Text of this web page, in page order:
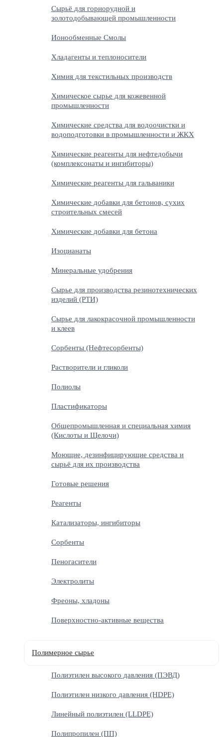
Сырьё для горнорудной и
золотодобывающей промышленности
Ионообменные Смолы
Хладагенты и теплоносители
Химия для текстильных производств
Химическое сырье для кожевенной
промышленности
Химические средства для водоочистки и
водоподготовки в промышленности и ЖКХ
Химические реагенты для нефтедобычи
(комплексонаты и ингибиторы)
Химические реагенты для гальваники
Химические добавки для бетонов, сухих
строительных смесей
Химические добавки для бетона
Изоцианаты
Минеральные удобрения
Сырье для производства резинотехнических
изделий (РТИ)
Сырье для лакокрасочной промышленности
и клеев
Сорбенты (Нефтесорбенты)
Растворители и гликоли
Полиолы
Пластификаторы
Общепромышленная и специальная химия
(Кислоты и Щелочи)
Моющие, дезинфицирующие средства и
сырьё для их производства
Готовые решения
Реагенты
Катализаторы, ингибиторы
Сорбенты
Пеногасители
Электролиты
Фреоны, хладоны
Поверхностно-активные вещества
Полимерное сырье
Полиэтилен высокого давления (ПЭВД)
Полиэтилен низкого давления (HDPE)
Линейный полиэтилен (LLDPE)
Полипропилен (ПП)